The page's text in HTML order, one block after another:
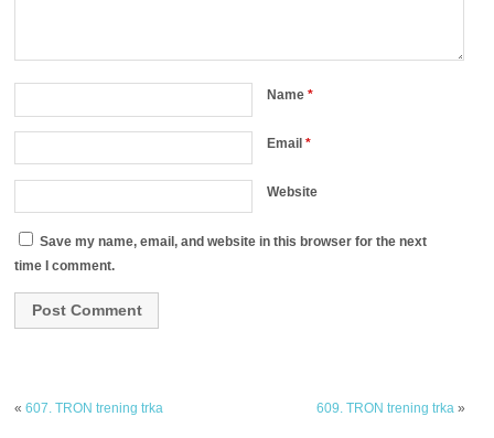
Name*
Email*
Website
Save my name, email, and website in this browser for the next
time I comment.
«607. TRON trening trka 609. TRON trening trka »